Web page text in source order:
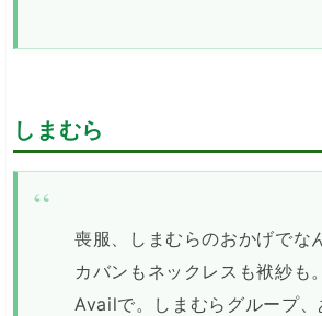
しまむら
喪服、しまむらのおかげでな
カバンもネックレスも袱紗も
Availで。しまむらグループ